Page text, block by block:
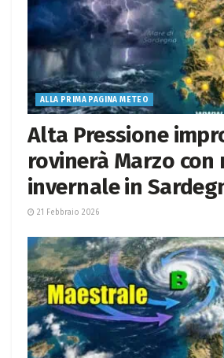
ALLA PRIMA PAGINA METEO
Alta Pressione
rovinerà Marzo con
invernale in
21 Febbraio 2026